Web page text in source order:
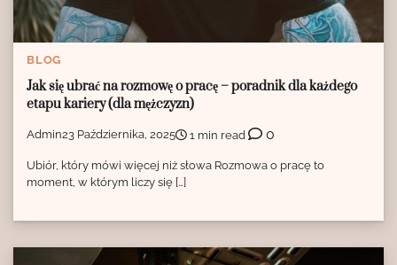
BLOG
Jak się ubrać na rozmowę o pracę – poradnik dla każdego
etapu kariery (dla mężczyzn)
Admin23 Października, 2025 1 min read 0
Ubiór, który mówi więcej niż słowa Rozmowa o pracę to
moment, w którym liczy się […]